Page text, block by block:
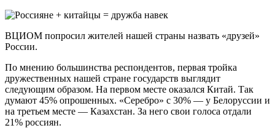
ВЦИОМ попросил жителей нашей страны назвать «друзей»
России.
По мнению большинства респондентов, первая тройка
дружественных нашей стране государств выглядит
следующим образом. На первом месте оказался Китай. Так
думают 45% опрошенных. «Серебро» c 30% — у Белоруссии и
на третьем месте — Казахстан. За него свои голоса отдали
21% россиян.